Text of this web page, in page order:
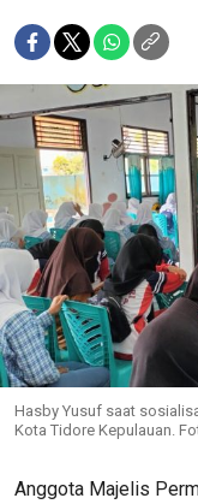
Hasby Yusuf saat
Kota Tidore Kepulauan.
Anggota Majelis